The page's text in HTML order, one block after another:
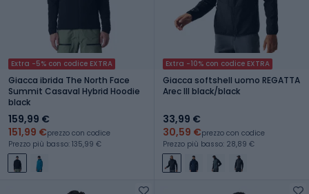
Extra -5% con codice EXTRA
Giacca ibrida The North Face
Summit Casaval Hybrid Hoodie
black
159,99 €
151,99 €prezzo con codice
Prezzo più basso: 135,99 €
Extra -10% con codice EXTRA
Giacca softshell uomo REGATTA
Arec III black/black
33,99 €
30,59 €prezzo con codice
Prezzo più basso: 28,89 €